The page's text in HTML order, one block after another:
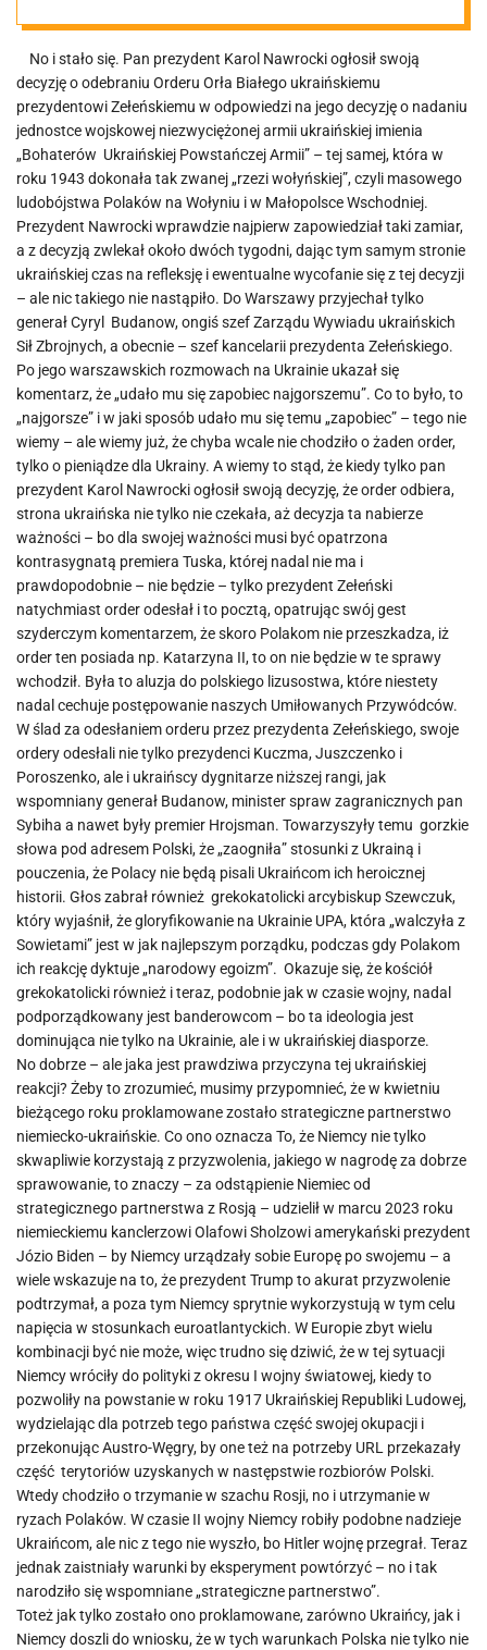
No i stało się. Pan prezydent Karol Nawrocki ogłosił swoją
decyzję o odebraniu Orderu Orła Białego ukraińskiemu
prezydentowi Zełeńskiemu w odpowiedzi na jego decyzję o nadaniu
jednostce wojskowej niezwyciężonej armii ukraińskiej imienia
„Bohaterów Ukraińskiej Powstańczej Armii” – tej samej, która w
roku 1943 dokonała tak zwanej „rzezi wołyńskiej”, czyli masowego
ludobójstwa Polaków na Wołyniu i w Małopolsce Wschodniej.
Prezydent Nawrocki wprawdzie najpierw zapowiedział taki zamiar,
a z decyzją zwlekał około dwóch tygodni, dając tym samym stronie
ukraińskiej czas na refleksję i ewentualne wycofanie się z tej decyzji
– ale nic takiego nie nastąpiło. Do Warszawy przyjechał tylko
generał Cyryl Budanow, ongiś szef Zarządu Wywiadu ukraińskich
Sił Zbrojnych, a obecnie – szef kancelarii prezydenta Zełeńskiego.
Po jego warszawskich rozmowach na Ukrainie ukazał się
komentarz, że „udało mu się zapobiec najgorszemu”. Co to było, to
„najgorsze” i w jaki sposób udało mu się temu „zapobiec” – tego nie
wiemy – ale wiemy już, że chyba wcale nie chodziło o żaden order,
tylko o pieniądze dla Ukrainy. A wiemy to stąd, że kiedy tylko pan
prezydent Karol Nawrocki ogłosił swoją decyzję, że order odbiera,
strona ukraińska nie tylko nie czekała, aż decyzja ta nabierze
ważności – bo dla swojej ważności musi być opatrzona
kontrasygnatą premiera Tuska, której nadal nie ma i
prawdopodobnie – nie będzie – tylko prezydent Zełeński
natychmiast order odesłał i to pocztą, opatrując swój gest
szyderczym komentarzem, że skoro Polakom nie przeszkadza, iż
order ten posiada np. Katarzyna II, to on nie będzie w te sprawy
wchodził. Była to aluzja do polskiego lizusostwa, które niestety
nadal cechuje postępowanie naszych Umiłowanych Przywódców.
W ślad za odesłaniem orderu przez prezydenta Zełeńskiego, swoje
ordery odesłali nie tylko prezydenci Kuczma, Juszczenko i
Poroszenko, ale i ukraińscy dygnitarze niższej rangi, jak
wspomniany generał Budanow, minister spraw zagranicznych pan
Sybiha a nawet były premier Hrojsman. Towarzyszyły temu gorzkie
słowa pod adresem Polski, że „zaogniła” stosunki z Ukrainą i
pouczenia, że Polacy nie będą pisali Ukraińcom ich heroicznej
historii. Głos zabrał również grekokatolicki arcybiskup Szewczuk,
który wyjaśnił, że gloryfikowanie na Ukrainie UPA, która „walczyła z
Sowietami” jest w jak najlepszym porządku, podczas gdy Polakom
ich reakcję dyktuje „narodowy egoizm”. Okazuje się, że kościół
grekokatolicki również i teraz, podobnie jak w czasie wojny, nadal
podporządkowany jest banderowcom – bo ta ideologia jest
dominująca nie tylko na Ukrainie, ale i w ukraińskiej diasporze.
No dobrze – ale jaka jest prawdziwa przyczyna tej ukraińskiej
reakcji? Żeby to zrozumieć, musimy przypomnieć, że w kwietniu
bieżącego roku proklamowane zostało strategiczne partnerstwo
niemiecko-ukraińskie. Co ono oznacza To, że Niemcy nie tylko
skwapliwie korzystają z przyzwolenia, jakiego w nagrodę za dobrze
sprawowanie, to znaczy – za odstąpienie Niemiec od
strategicznego partnerstwa z Rosją – udzielił w marcu 2023 roku
niemieckiemu kanclerzowi Olafowi Sholzowi amerykański prezydent
Józio Biden – by Niemcy urządzały sobie Europę po swojemu – a
wiele wskazuje na to, że prezydent Trump to akurat przyzwolenie
podtrzymał, a poza tym Niemcy sprytnie wykorzystują w tym celu
napięcia w stosunkach euroatlantyckich. W Europie zbyt wielu
kombinacji być nie może, więc trudno się dziwić, że w tej sytuacji
Niemcy wróciły do polityki z okresu I wojny światowej, kiedy to
pozwoliły na powstanie w roku 1917 Ukraińskiej Republiki Ludowej,
wydzielając dla potrzeb tego państwa część swojej okupacji i
przekonując Austro-Węgry, by one też na potrzeby URL przekazały
część terytoriów uzyskanych w następstwie rozbiorów Polski.
Wtedy chodziło o trzymanie w szachu Rosji, no i utrzymanie w
ryzach Polaków. W czasie II wojny Niemcy robiły podobne nadzieje
Ukraińcom, ale nic z tego nie wyszło, bo Hitler wojnę przegrał. Teraz
jednak zaistniały warunki by eksperyment powtórzyć – no i tak
narodziło się wspomniane „strategiczne partnerstwo”.
Toteż jak tylko zostało ono proklamowane, zarówno Ukraińcy, jak i
Niemcy doszli do wniosku, że w tych warunkach Polska nie tylko nie